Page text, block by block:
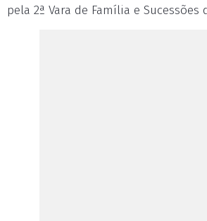
pela 2ª Vara de Família e Sucessões